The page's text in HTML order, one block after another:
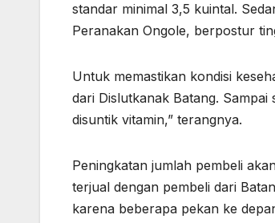
standar minimal 3,5 kuintal.
Peranakan Ongole, berpostur
Untuk memastikan kondisi
dari Dislutkanak Batang.
disuntik vitamin,” terangnya.
Peningkatan jumlah pembeli
terjual dengan pembeli dari
karena beberapa pekan ke